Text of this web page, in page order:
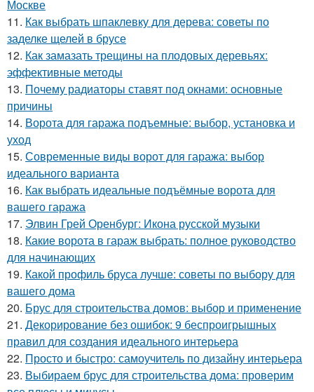
Москве
11. Как выбрать шпаклевку для дерева: советы по
заделке щелей в брусе
12. Как замазать трещины на плодовых деревьях:
эффективные методы
13. Почему радиаторы ставят под окнами: основные
причины
14. Ворота для гаража подъемные: выбор, установка и
уход
15. Современные виды ворот для гаража: выбор
идеального варианта
16. Как выбрать идеальные подъёмные ворота для
вашего гаража
17. Элвин Грей Оренбург: Икона русской музыки
18. Какие ворота в гараж выбрать: полное руководство
для начинающих
19. Какой профиль бруса лучше: советы по выбору для
вашего дома
20. Брус для строительства домов: выбор и применение
21. Декорирование без ошибок: 9 беспроигрышных
правил для создания идеального интерьера
22. Просто и быстро: самоучитель по дизайну интерьера
23. Выбираем брус для строительства дома: проверим